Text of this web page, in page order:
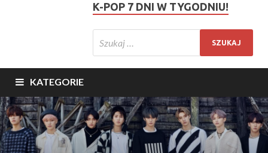
K-POP 7 DNI W TYGODNIU!
KATEGORIE